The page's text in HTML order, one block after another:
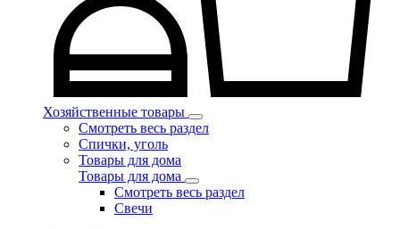
Хозяйственные товары
Смотреть весь раздел
Спички, уголь
Товары для дома
Товары для дома
Смотреть весь раздел
Свечи